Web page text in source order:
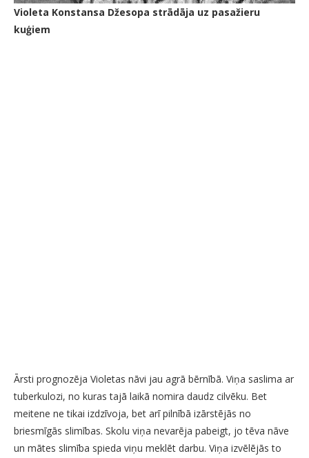
Violeta Konstansa Džesopa strādāja uz pasažieru
kuģiem
Ārsti prognozēja Violetas nāvi jau agrā bērnībā. Viņa saslima ar
tuberkulozi, no kuras tajā laikā nomira daudz cilvēku. Bet
meitene ne tikai izdzīvoja, bet arī pilnībā izārstējās no
briesmīgās slimības. Skolu viņa nevarēja pabeigt, jo tēva nāve
un mātes slimība spieda viņu meklēt darbu. Viņa izvēlējās to